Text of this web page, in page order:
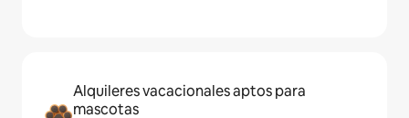
Alquileres vacacionales aptos para
mascotas